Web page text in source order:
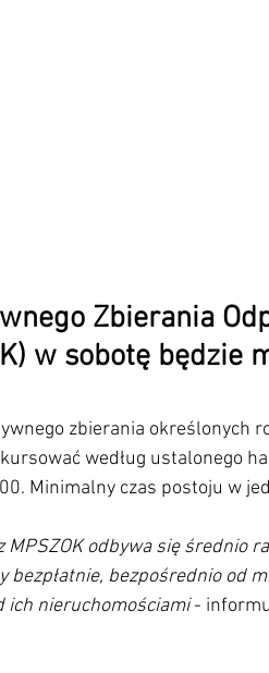
Zbierania
w sobotę będzie
zbierania określonych
według ustalonego
Minimalny czas postoju w
odbywa się średnio
bezpłatnie, bezpośrednio od
ich nieruchomościami -